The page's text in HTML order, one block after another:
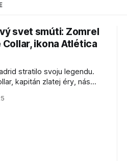
svet smúti: Zomrel
Collar, ikona Atlética
stratilo svoju legendu.
kapitán zlatej éry, nás
a odkaz.